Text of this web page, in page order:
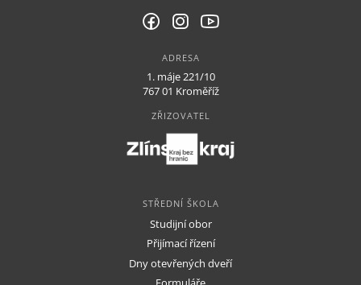
ADRESA
1. máje 221/10
767 01 Kroměříž
ZŘIZOVATEL
STŘEDNÍ ŠKOLA
Studijní obor
Přijímací řízení
Dny otevřených dveří